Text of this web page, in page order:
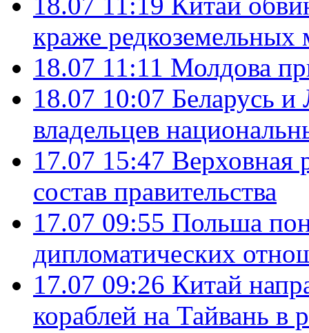
краже редкоземельных
18.07 11:11 Молдова
18.07 10:07 Беларусь
владельцев
17.07 15:47 Верховная
состав правительства
17.07 09:55 Польша
дипломатических
17.07 09:26 Китай
кораблей на Тайвань в